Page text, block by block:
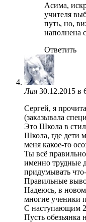
Асима,
учителя
путь, но,
наполнена
Ответить
Лия 30.12.2015 в
Сергей, я
(заказывала
Это Школа в
Школа, где дети
меня какое-то
Ты всё
именно трудные
придумывать
Правильные
Надеюсь, в новом
многие ученики
С наступающим
Пусть обезьянка